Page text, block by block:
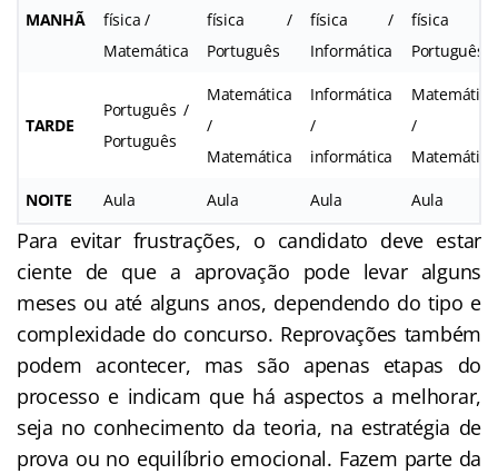
MANHÃ
física /
Matemática
física /
Português
física /
Informática
física /
Português
TARDE
Português /
Português
Matemática
/
Matemática
Informática
/
informática
Matemática
/
Matemática
NOITE Aula Aula Aula Aula
Para evitar frustrações, o candidato deve estar
ciente de que a aprovação pode levar alguns
meses ou até alguns anos, dependendo do tipo e
complexidade do concurso. Reprovações também
podem acontecer, mas são apenas etapas do
processo e indicam que há aspectos a melhorar,
seja no conhecimento da teoria, na estratégia de
prova ou no equilíbrio emocional. Fazem parte da